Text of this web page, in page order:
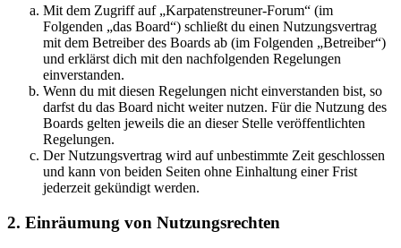
Mit dem Zugriff auf „Karpatenstreuner-Forum“ (im
Folgenden „das Board“) schließt du einen Nutzungsvertrag
mit dem Betreiber des Boards ab (im Folgenden „Betreiber“)
und erklärst dich mit den nachfolgenden Regelungen
einverstanden.
Wenn du mit diesen Regelungen nicht einverstanden bist, so
darfst du das Board nicht weiter nutzen. Für die Nutzung des
Boards gelten jeweils die an dieser Stelle veröffentlichten
Regelungen.
Der Nutzungsvertrag wird auf unbestimmte Zeit geschlossen
und kann von beiden Seiten ohne Einhaltung einer Frist
jederzeit gekündigt werden.
2. Einräumung von Nutzungsrechten